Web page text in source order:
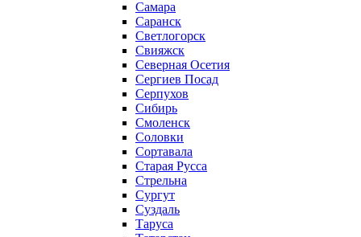
Самара
Саранск
Светлогорск
Свияжск
Северная Осетия
Сергиев Посад
Серпухов
Сибирь
Смоленск
Соловки
Сортавала
Старая Русса
Стрельна
Сургут
Суздаль
Таруса